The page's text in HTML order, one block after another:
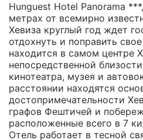
Hunguest Hotel Panorama
метрах от всемирно
Хевиза круглый год ждет
отдохнуть и поправить
находится в самом центре
непосредственной
кинотеатра, музея и
расстоянии находятся
достопримечательности
графов Фештичей и
расположенные всего в 7
Отель работает в тесной